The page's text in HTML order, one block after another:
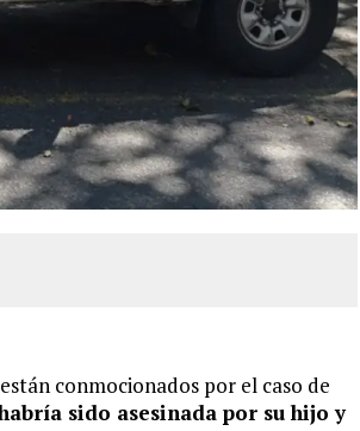
conmocionados por el caso de
sido asesinada por su hijo y